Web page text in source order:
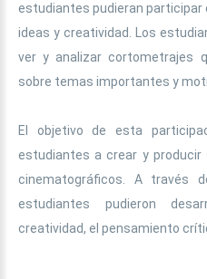
estudiantes pudieran
ideas y creatividad. Los
ver y analizar cortometrajes
sobre temas importantes y
El objetivo de esta
estudiantes a crear y
cinematográficos. A través
estudiantes pudieron
creatividad, el pensamiento